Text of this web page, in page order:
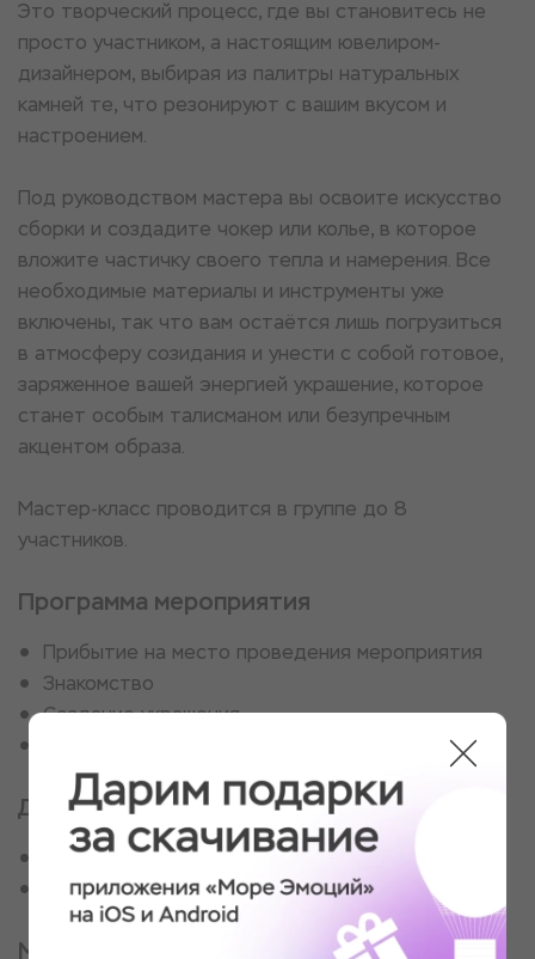
Это творческий процесс, где вы становитесь не
просто участником, а настоящим ювелиром-
дизайнером, выбирая из палитры натуральных
камней те, что резонируют с вашим вкусом и
настроением.
Под руководством мастера вы освоите искусство
сборки и создадите чокер или колье, в которое
вложите частичку своего тепла и намерения. Все
необходимые материалы и инструменты уже
включены, так что вам остаётся лишь погрузиться
в атмосферу созидания и унести с собой готовое,
заряженное вашей энергией украшение, которое
станет особым талисманом или безупречным
акцентом образа.
Мастер-класс проводится в группе до 8
участников.
Программа мероприятия
Прибытие на место проведения мероприятия
Знакомство
Создание украшения
Для кого
Любителям необычных украшений
Тем, кто любит создавать своими руками
Место проведения